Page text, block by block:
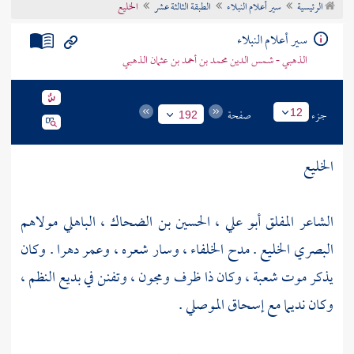
تراجم الأعلام
الرئيسية سير أعلام النبلاء الطبقة الثالثة عشر الخليع
سير أعلام النبلاء
الذهبي - شمس الدين محمد بن أحمد بن عثمان الذهبي
جزء 12 صفحة 192
الخليع
الشاعر المفلق أبو علي ، الحسين بن الضحاك ، الباهلي مولاهم
البصري الخليع . مدح الخلفاء ، وسار شعره ، وعمر دهرا . وكان
يذكر موتشعبة، وكان ذا ظرف ومجون ، وتفنن في بديع النظم ،
وكان نديما معإسحاق الموصلي.